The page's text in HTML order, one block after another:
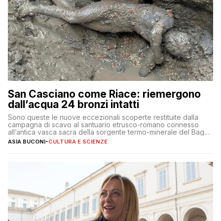
San Casciano come Riace: riemergono
dall’acqua 24 bronzi intatti
Sono queste le nuove eccezionali scoperte restituite dalla
campagna di scavo al santuario etrusco-romano connesso
all’antica vasca sacra della sorgente termo-minerale del Bagno
Grande
ASIA BUCONI-CULTURA E SCIENZE